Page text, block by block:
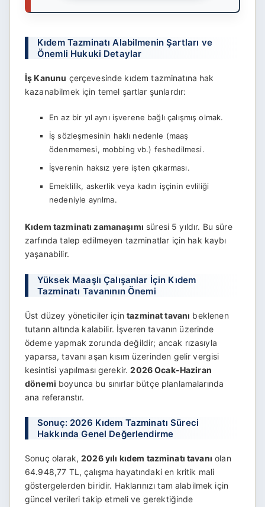
Kıdem Tazminatı Alabilmenin Şartları ve
Önemli Hukuki Detaylar
İş Kanunu çerçevesinde kıdem tazminatına hak
kazanabilmek için temel şartlar şunlardır:
En az bir yıl aynı işverene bağlı çalışmış olmak.
İş sözleşmesinin haklı nedenle (maaş
ödenmemesi, mobbing vb.) feshedilmesi.
İşverenin haksız yere işten çıkarması.
Emeklilik, askerlik veya kadın işçinin evliliği
nedeniyle ayrılma.
Kıdem tazminatı zamanaşımı süresi 5 yıldır. Bu süre
zarfında talep edilmeyen tazminatlar için hak kaybı
yaşanabilir.
Yüksek Maaşlı Çalışanlar İçin Kıdem
Tazminatı Tavanının Önemi
Üst düzey yöneticiler içintazminat tavanı beklenen
tutarın altında kalabilir. İşveren tavanın üzerinde
ödeme yapmak zorunda değildir; ancak rızasıyla
yaparsa, tavanı aşan kısım üzerinden gelir vergisi
kesintisi yapılması gerekir.2026 Ocak-Haziran
dönemi boyunca bu sınırlar bütçe planlamalarında
ana referanstır.
Sonuç: 2026 Kıdem Tazminatı Süreci
Hakkında Genel Değerlendirme
Sonuç olarak,2026 yılı kıdem tazminatı tavanı olan
64.948,77 TL, çalışma hayatındaki en kritik mali
göstergelerden biridir. Haklarınızı tam alabilmek için
güncel verileri takip etmeli ve gerektiğinde